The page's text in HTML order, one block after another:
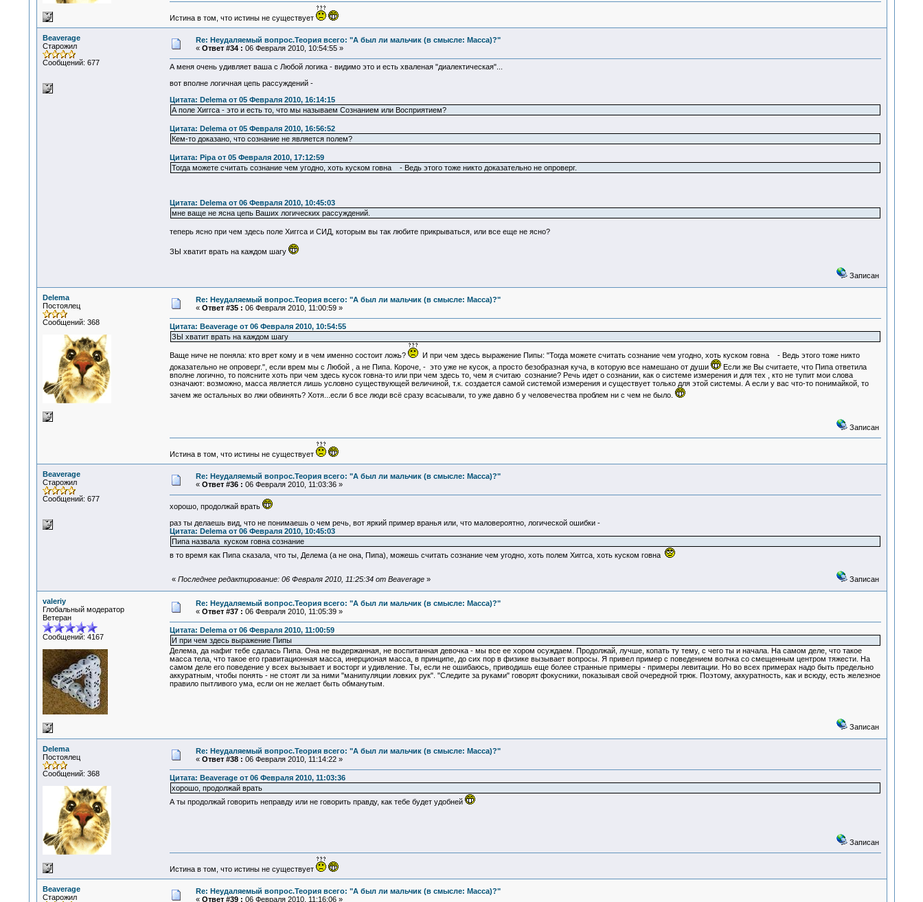
Истина в том, что истины не существует
Beaverage
Старожил
Сообщений: 677
Re: Неудаляемый вопрос.Теория всего: "А был ли мальчик (в смысле: Масса)?"
« Ответ #34 : 06 Февраля 2010, 10:54:55 »
А меня очень удивляет ваша с Любой логика - видимо это и есть хваленая "диалектическая"...
вот вполне логичная цепь рассуждений -
Цитата: Delema от 05 Февраля 2010, 16:14:15
А поле Хиггса - это и есть то, что мы называем Сознанием или Восприятием?
Цитата: Delema от 05 Февраля 2010, 16:56:52
Кем-то доказано, что сознание не является полем?
Цитата: Pipa от 05 Февраля 2010, 17:12:59
Тогда можете считать сознание чем угодно, хоть куском говна - Ведь этого тоже никто доказательно не опроверг.
Цитата: Delema от 06 Февраля 2010, 10:45:03
мне ваще не ясна цепь Ваших логических рассуждений.
теперь ясно при чем здесь поле Хиггса и СИД, которым вы так любите прикрываться, или все еще не ясно?
ЗЫ хватит врать на каждом шагу
Записан
Delema
Постоялец
Сообщений: 368
Re: Неудаляемый вопрос.Теория всего: "А был ли мальчик (в смысле: Масса)?"
« Ответ #35 : 06 Февраля 2010, 11:00:59 »
Цитата: Beaverage от 06 Февраля 2010, 10:54:55
ЗЫ хватит врать на каждом шагу
Ваще ниче не поняла: кто врет кому и в чем именно состоит ложь?
И при чем здесь выражение Пипы: "Тогда можете считать сознание чем угодно, хоть куском говна - Ведь этого тоже никто
доказательно не опроверг.", если врем мы с Любой , а не Пипа. Короче, - это уже не кусок, а просто безобразная куча, в которую все намешано от души
Если же Вы считаете, что Пипа ответила
вполне логично, то поясните хоть при чем здесь кусок говна-то или при чем здесь то, чем я считаю сознание? Речь идет о сознании, как о системе измерения и для тех , кто не тупит мои слова
означают: возможно, масса является лишь условно существующей величиной, т.к. создается самой системой измерения и существует только для этой системы. А если у вас что-то понимайкой, то
зачем же остальных во лжи обвинять? Хотя...если б все люди всё сразу всасывали, то уже давно б у человечества проблем ни с чем не было.
Записан
Истина в том, что истины не существует
Beaverage
Старожил
Сообщений: 677
Re: Неудаляемый вопрос.Теория всего: "А был ли мальчик (в смысле: Масса)?"
« Ответ #36 : 06 Февраля 2010, 11:03:36 »
хорошо, продолжай врать
раз ты делаешь вид, что не понимаешь о чем речь, вот яркий пример вранья или, что маловероятно, логической ошибки -
Цитата: Delema от 06 Февраля 2010, 10:45:03
Пипа назвала куском говна сознание
в то время как Пипа сказала, что ты, Делема (а не она, Пипа), можешь считать сознание чем угодно, хоть полем Хиггса, хоть куском говна
« Последнее редактирование: 06 Февраля 2010, 11:25:34 от Beaverage» Записан
valeriy
Глобальный модератор
Ветеран
Сообщений: 4167
Re: Неудаляемый вопрос.Теория всего: "А был ли мальчик (в смысле: Масса)?"
« Ответ #37 : 06 Февраля 2010, 11:05:39 »
Цитата: Delema от 06 Февраля 2010, 11:00:59
И при чем здесь выражение Пипы
Делема, да нафиг тебе сдалась Пипа. Она не выдержанная, не воспитанная девочка - мы все ее хором осуждаем. Продолжай, лучше, копать ту тему, с чего ты и начала. На самом деле, что такое
масса тела, что такое его гравитационная масса, инерционая масса, в принципе, до сих пор в физике вызывает вопросы. Я привел пример с поведением волчка со смещенным центром тяжести. На
самом деле его поведение у всех вызывает и восторг и удивление. Ты, если не ошибаюсь, приводишь еще более странные примеры - примеры левитации. Но во всех примерах надо быть предельно
аккуратным, чтобы понять - не стоят ли за ними "манипуляции ловких рук". "Следите за руками" говорят фокусники, показывая свой очередной трюк. Поэтому, аккуратность, как и всюду, есть железное
правило пытливого ума, если он не желает быть обманутым.
Записан
Delema
Постоялец
Сообщений: 368
Re: Неудаляемый вопрос.Теория всего: "А был ли мальчик (в смысле: Масса)?"
« Ответ #38 : 06 Февраля 2010, 11:14:22 »
Цитата: Beaverage от 06 Февраля 2010, 11:03:36
хорошо, продолжай врать
А ты продолжай говорить неправду или не говорить правду, как тебе будет удобней
Записан
Истина в том, что истины не существует
Beaverage
Старожил
Re: Неудаляемый вопрос.Теория всего: "А был ли мальчик (в смысле: Масса)?"
« Ответ #39 : 06 Февраля 2010, 11:16:06 »